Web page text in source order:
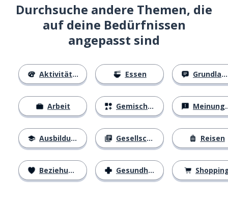
Durchsuche andere Themen, die
auf deine Bedürfnissen
angepasst sind
Aktivitäten
Arbeit
Ausbildung
Beziehungen
Essen
Gemischtes
Gesellschaft
Gesundheit
Grundlagen
Meinungen
Reisen